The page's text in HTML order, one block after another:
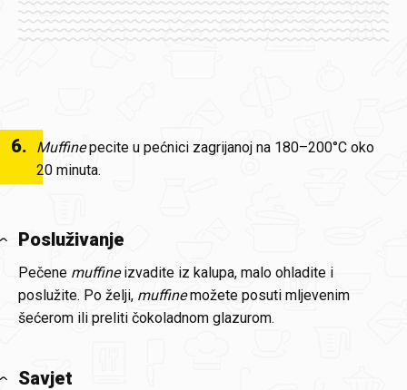
6. Muffinepecite u pećnici zagrijanoj na 180–200°C oko
20 minuta.
Posluživanje
Pečene muffineizvadite iz kalupa, malo ohladite i
poslužite. Po želji, muffinemožete posuti mljevenim
šećerom ili preliti čokoladnom glazurom.
Savjet